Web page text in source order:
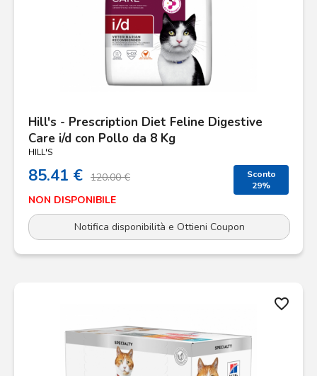
Hill's - Prescription Diet Feline Digestive
Care i/d con Pollo da 8 Kg
HILL'S
85.41 € 120.00 €
Sconto
29%
NON DISPONIBILE
Notifica disponibilità e Ottieni Coupon
favorite_border